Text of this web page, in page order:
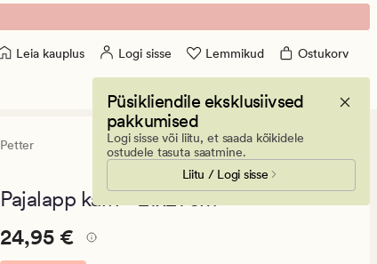
Leia kauplus Logi sisse Lemmikud Ostukorv
Püsikliendile eksklusiivsed
pakkumised
Logi sisse või liitu, et saada kõikidele
ostudele tasuta saatmine.
Liitu / Logi sisse
Petter
arvustust
0
Pajalapp karri - 21x21 cm
Pris_ee
24,95
Pris_ee 24,95 €
24,95 €